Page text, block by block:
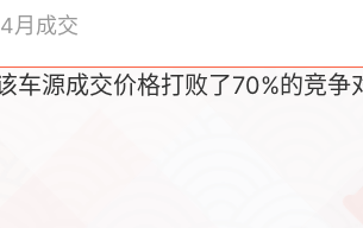
月成交
车源成交价格打败了70%的竞争